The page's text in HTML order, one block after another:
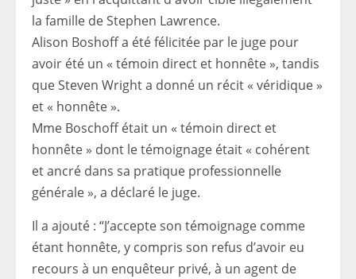
Alison Boshoff a été félicitée par le juge pour
avoir été un « témoin direct et honnête », tandis
que Steven Wright a donné un récit « véridique »
et « honnête ».
Mme Boschoff était un « témoin direct et
honnête » dont le témoignage était « cohérent
et ancré dans sa pratique professionnelle
générale », a déclaré le juge.
Il a ajouté : “J’accepte son témoignage comme
étant honnête, y compris son refus d’avoir eu
recours à un enquêteur privé, à un agent de